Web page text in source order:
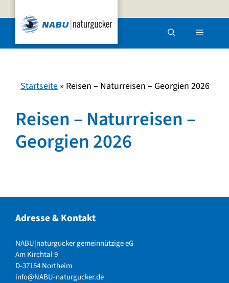
Inhalt
springen
Menü
Startseite » Reisen – Naturreisen – Georgien 2026
Reisen – Naturreisen –
Georgien 2026
Adresse & Kontakt
NABU|naturgucker gemeinnützige eG
Am Kirchtal 9
D-37154 Northeim
info@NABU-naturgucker.de